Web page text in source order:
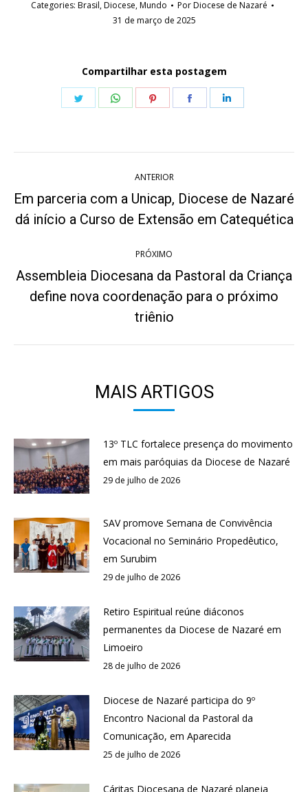
Categories: Brasil,Diocese,Mundo PorDiocese de Nazaré
31 de março de 2025
Compartilhar esta postagem
Share
Share
Share
Share
de
post:
ANTERIOR
Post
anterior:
Em parceria com a Unicap, Diocese de Nazaré
dá início a Curso de Extensão em Catequética
PRÓXIMO
Próximo
post:
Assembleia Diocesana da Pastoral da Criança
define nova coordenação para o próximo
triênio
MAIS ARTIGOS
13º TLC fortalece presença do movimento
em mais paróquias da Diocese de Nazaré
29 de julho de 2026
SAV promove Semana de Convivência
Vocacional no Seminário Propedêutico,
em Surubim
29 de julho de 2026
Retiro Espiritual reúne diáconos
permanentes da Diocese de Nazaré em
Limoeiro
28 de julho de 2026
Diocese de Nazaré participa do 9º
Encontro Nacional da Pastoral da
Comunicação, em Aparecida
25 de julho de 2026
Cáritas Diocesana de Nazaré planeja